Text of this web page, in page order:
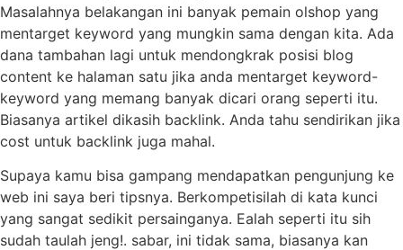
Masalahnya belakangan ini banyak pemain olshop yang
mentarget keyword yang mungkin sama dengan kita. Ada
dana tambahan lagi untuk mendongkrak posisi blog
content ke halaman satu jika anda mentarget keyword-
keyword yang memang banyak dicari orang seperti itu.
Biasanya artikel dikasih backlink. Anda tahu sendirikan jika
cost untuk backlink juga mahal.
Supaya kamu bisa gampang mendapatkan pengunjung ke
web ini saya beri tipsnya. Berkompetisilah di kata kunci
yang sangat sedikit persainganya. Ealah seperti itu sih
sudah taulah jeng!. sabar, ini tidak sama, biasanya kan